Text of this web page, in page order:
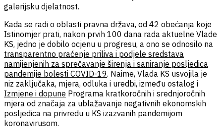
galerijsku djelatnost.
Kada se radi o oblasti pravna država, od 42 obećanja koje
Istinomjer prati, nakon prvih 100 dana rada aktuelne Vlade
KS, jedno je dobilo ocjenu u progresu, a ono se odnosilo na
transparentno praćenje priliva i podjele sredstava
namijenjenih za sprečavanje širenja i saniranje posljedica
pandemije bolesti COVID-19. Naime, Vlada KS usvojila je
niz zaključaka, mjera, odluka i uredbi, između ostalog i
Izmjene i dopune Programa kratkoročnih i srednjoročnih
mjera od značaja za ublažavanje negativnih ekonomskih
posljedica na privredu u KS izazvanih pandemijom
koronavirusom.